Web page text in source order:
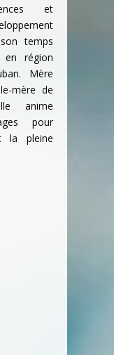
et
temps
en région
Mère
mère de
anime
pour
la pleine